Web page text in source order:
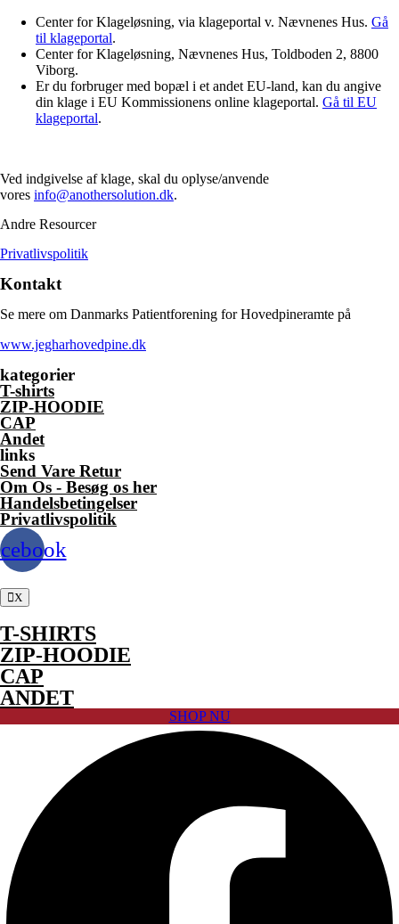
Center for Klageløsning, via klageportal v. Nævnenes Hus. Gå
til klageportal.
Center for Klageløsning, Nævnenes Hus, Toldboden 2, 8800
Viborg.
Er du forbruger med bopæl i et andet EU-land, kan du angive
din klage i EU Kommissionens online klageportal. Gå til EU
klageportal.
Ved indgivelse af klage, skal du oplyse/anvende
vores info@anothersolution.dk.
Andre Resourcer
Privatlivspolitik
Kontakt
Se mere om Danmarks Patientforening for Hovedpineramte på
www.jegharhovedpine.dk
kategorier
T-shirts
ZIP-HOODIE
CAP
Andet
links
Send Vare Retur
Om Os - Besøg os her
Handelsbetingelser
Privatlivspolitik
X
T-SHIRTS
ZIP-HOODIE
CAP
ANDET
SHOP NU